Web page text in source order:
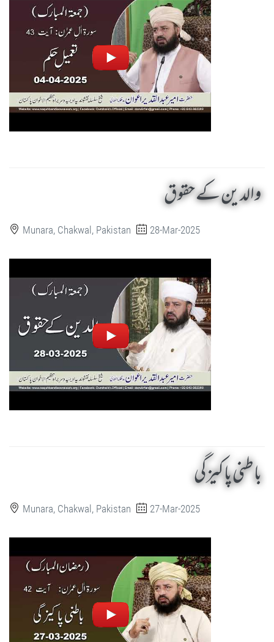
والدین کے حقوق
Munara, Chakwal, Pakistan 28-Mar-2025
باطنی پاکیزگی
Munara, Chakwal, Pakistan 27-Mar-2025